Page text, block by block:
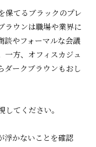
保てるブラックのプレ
ラウンは職場や業界に
談やフォーマルな会議
一方、オフィスカジュ
ダークブラウンもおし
てください。
浮かないことを確認